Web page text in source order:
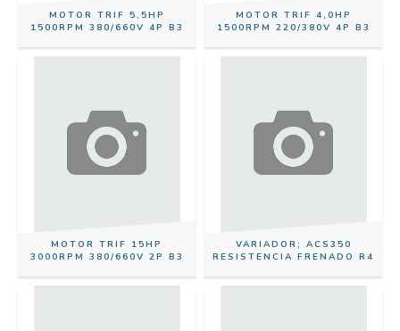
MOTOR TRIF 5,5HP
1500RPM 380/660V 4P B3
MOTOR TRIF 4,0HP
1500RPM 220/380V 4P B3
MOTOR TRIF 15HP
3000RPM 380/660V 2P B3
VARIADOR; ACS350
RESISTENCIA FRENADO R4